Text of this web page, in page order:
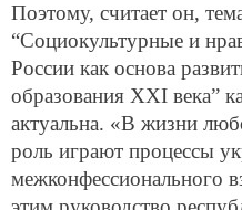
Поэтому, считает он,
“Социокультурные и
России как основа
образования XXI века”
актуальна. «В жизни
роль играют процессы
межконфессионального